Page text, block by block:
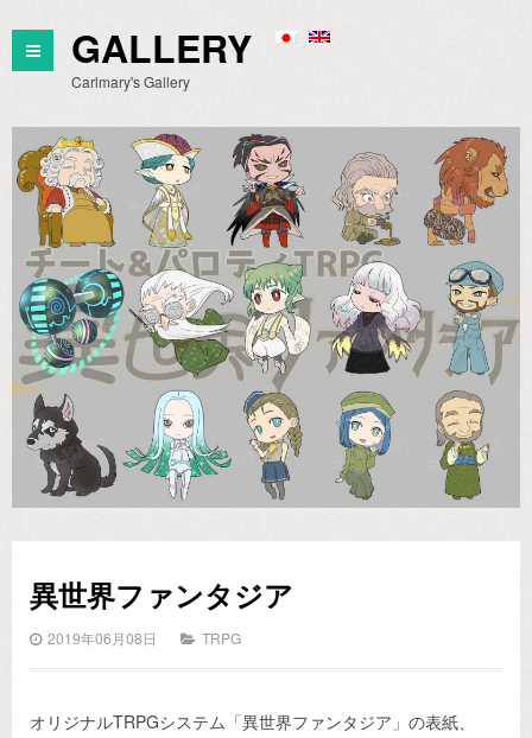
GALLERY
Carlmary's Gallery
異世界ファンタジア
2019年06月08日 TRPG
オリジナルTRPGシステム「異世界ファンタジア」の表紙、